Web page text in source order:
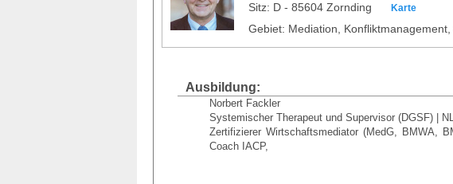
Sitz: D - 85604 Zornding
Karte
Gebiet: Mediation,
Ausbildung:
Norbert Fackler
Systemischer Therapeut und Supervisor (DGSF) |
Zertifizierer Wirtschaftsmediator (MedG, BMWA,
Coach IACP,